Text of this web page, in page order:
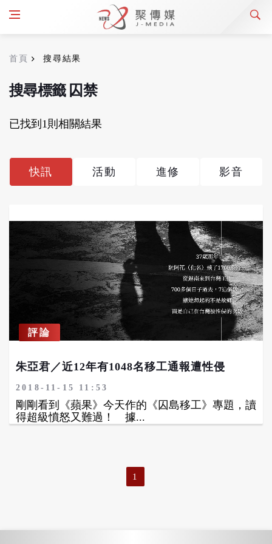
首頁 搜尋結果
搜尋標籤 囚禁
已找到1則相關結果
快訊 活動 進修 影音
評論
朱亞君／近12年有1048名移工通報遭性侵
2018-11-15 11:53
剛剛看到《蘋果》今天作的《囚島移工》專題，讀
得超級憤怒又難過！ 據...
1